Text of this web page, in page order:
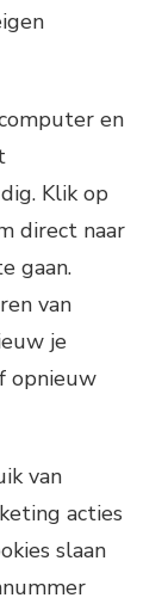
en
Klik op
direct naar
gaan.
van
je
opnieuw
van
acties
slaan